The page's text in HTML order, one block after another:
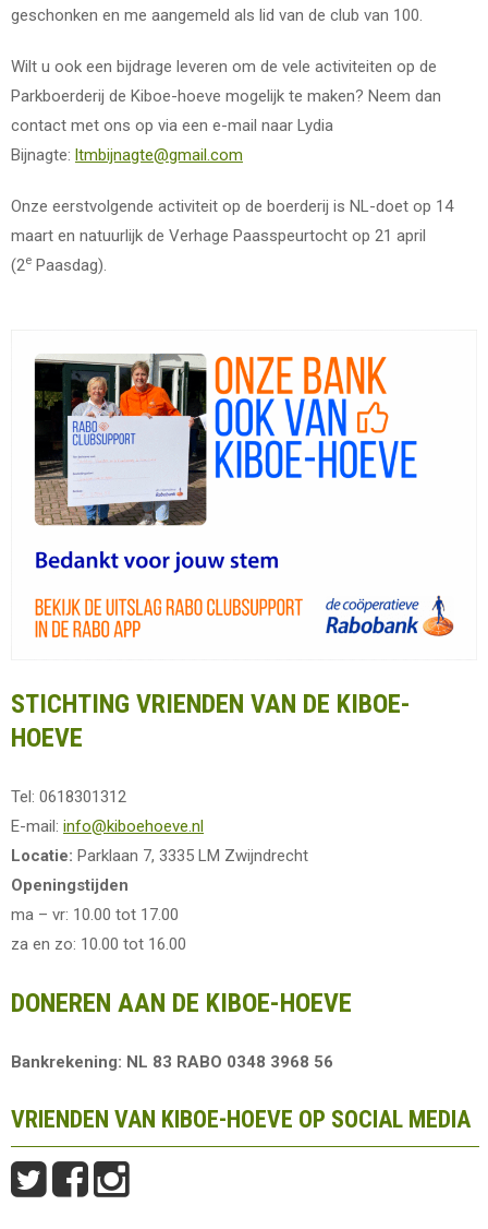
geschonken en me aangemeld als lid van de club van 100.
Wilt u ook een bijdrage leveren om de vele activiteiten op de
Parkboerderij de Kiboe-hoeve mogelijk te maken? Neem dan
contact met ons op via een e-mail naar Lydia
Bijnagte: ltmbijnagte@gmail.com
Onze eerstvolgende activiteit op de boerderij is NL-doet op 14
maart en natuurlijk de Verhage Paasspeurtocht op 21 april
(2e Paasdag).
STICHTING VRIENDEN VAN DE KIBOE-
HOEVE
Tel: 0618301312
E-mail: info@kiboehoeve.nl
Locatie: Parklaan 7, 3335 LM Zwijndrecht
Openingstijden
ma – vr: 10.00 tot 17.00
za en zo: 10.00 tot 16.00
DONEREN AAN DE KIBOE-HOEVE
Bankrekening: NL 83 RABO 0348 3968 56
VRIENDEN VAN KIBOE-HOEVE OP SOCIAL MEDIA